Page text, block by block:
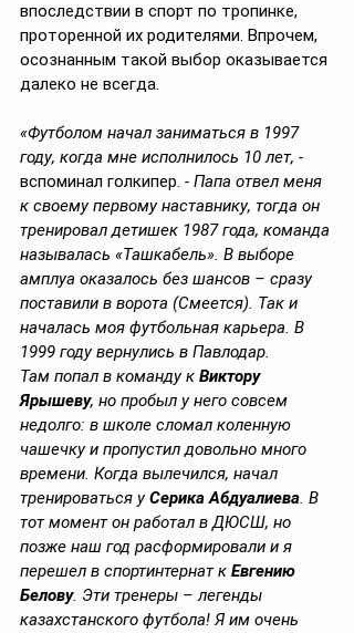
впоследствии в спорт по тропинке,
проторенной их родителями. Впрочем,
осознанным такой выбор оказывается
далеко не всегда.
«Футболом начал заниматься в 1997
году, когда мне исполнилось 10 лет, -
вспоминал голкипер. - Папа отвел меня
к своему первому наставнику, тогда он
тренировал детишек 1987 года, команда
называлась «Ташкабель». В выборе
амплуа оказалось без шансов – сразу
поставили в ворота (Смеется). Так и
началась моя футбольная карьера. В
1999 году вернулись в Павлодар.
Там попал в команду к Виктору
Ярышеву, но пробыл у него совсем
недолго: в школе сломал коленную
чашечку и пропустил довольно много
времени. Когда вылечился, начал
тренироваться у Серика Абдуалиева. В
тот момент он работал в ДЮСШ, но
позже наш год расформировали и я
перешел в спортинтернат к Евгению
Белову. Эти тренеры – легенды
казахстанского футбола! Я им очень